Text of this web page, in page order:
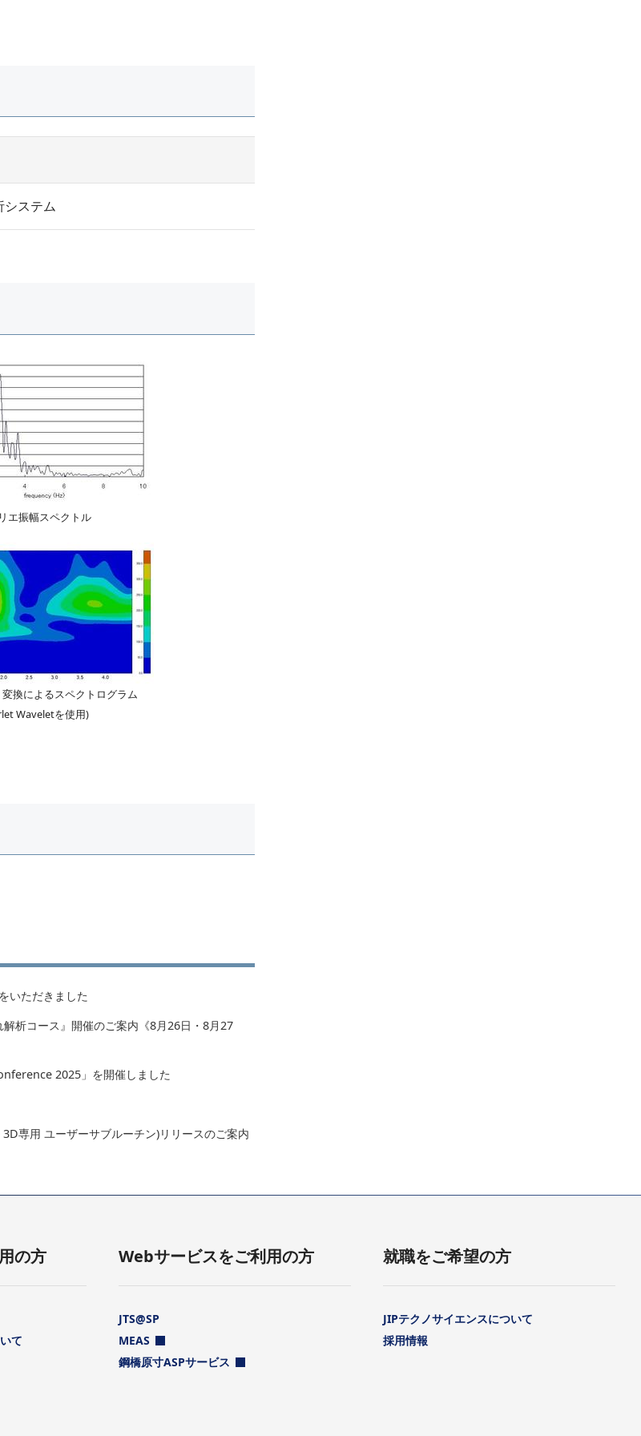
システム
エ振幅スペクトル
換によるスペクトログラム
Waveletを使用)
いただきました
析コース』開催のご案内《8月26日・8月27
2025」を開催しました
専用 ユーザーサブルーチン)リリースのご案内
の方
て
Webサービスをご利用の方
JTS@SP
MEAS
鋼橋原寸ASPサービス
就職をご希望の方
JIPテクノサイエンスについて
採用情報